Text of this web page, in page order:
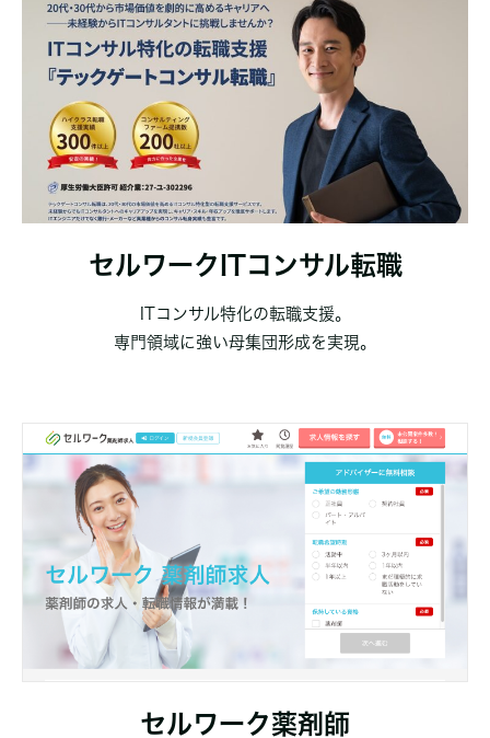
セルワークITコンサル転職
ITコンサル特化の転職支援。
専門領域に強い母集団形成を実現。
セルワーク薬剤師